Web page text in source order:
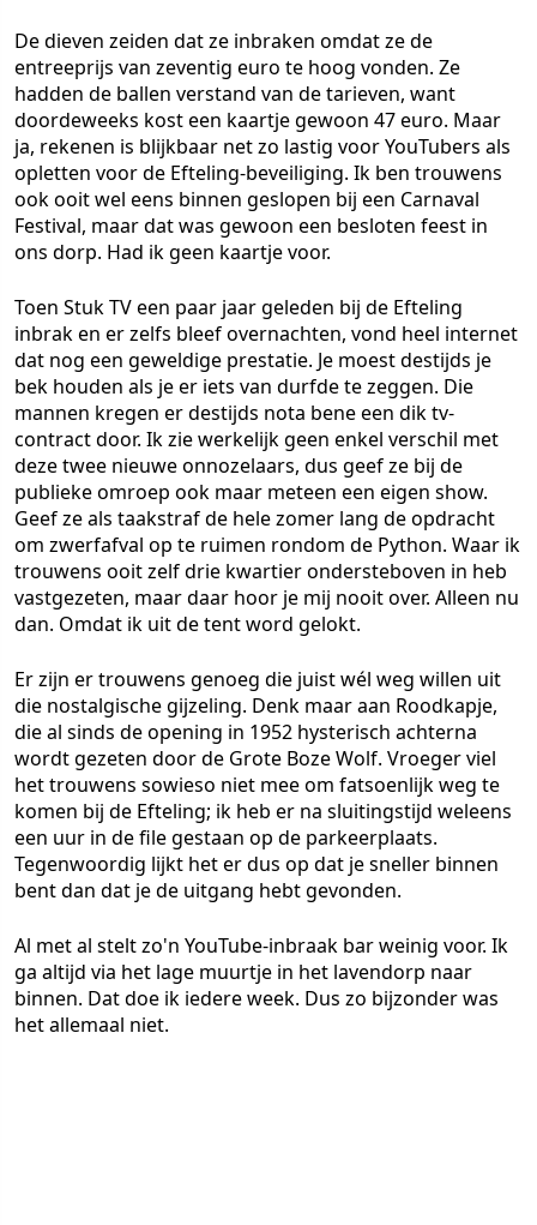
De dieven zeiden dat ze inbraken omdat ze de
entreeprijs van zeventig euro te hoog vonden. Ze
hadden de ballen verstand van de tarieven, want
doordeweeks kost een kaartje gewoon 47 euro. Maar
ja, rekenen is blijkbaar net zo lastig voor YouTubers als
opletten voor de Efteling-beveiliging. Ik ben trouwens
ook ooit wel eens binnen geslopen bij een Carnaval
Festival, maar dat was gewoon een besloten feest in
ons dorp. Had ik geen kaartje voor.
Toen Stuk TV een paar jaar geleden bij de Efteling
inbrak en er zelfs bleef overnachten, vond heel internet
dat nog een geweldige prestatie. Je moest destijds je
bek houden als je er iets van durfde te zeggen. Die
mannen kregen er destijds nota bene een dik tv-
contract door. Ik zie werkelijk geen enkel verschil met
deze twee nieuwe onnozelaars, dus geef ze bij de
publieke omroep ook maar meteen een eigen show.
Geef ze als taakstraf de hele zomer lang de opdracht
om zwerfafval op te ruimen rondom de Python. Waar ik
trouwens ooit zelf drie kwartier ondersteboven in heb
vastgezeten, maar daar hoor je mij nooit over. Alleen nu
dan. Omdat ik uit de tent word gelokt.
Er zijn er trouwens genoeg die juist wél weg willen uit
die nostalgische gijzeling. Denk maar aan Roodkapje,
die al sinds de opening in 1952 hysterisch achterna
wordt gezeten door de Grote Boze Wolf. Vroeger viel
het trouwens sowieso niet mee om fatsoenlijk weg te
komen bij de Efteling; ik heb er na sluitingstijd weleens
een uur in de file gestaan op de parkeerplaats.
Tegenwoordig lijkt het er dus op dat je sneller binnen
bent dan dat je de uitgang hebt gevonden.
Al met al stelt zo'n YouTube-inbraak bar weinig voor. Ik
ga altijd via het lage muurtje in het lavendorp naar
binnen. Dat doe ik iedere week. Dus zo bijzonder was
het allemaal niet.